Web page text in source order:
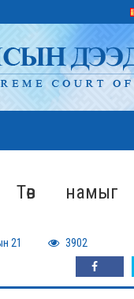
Төв намыг
21 3902